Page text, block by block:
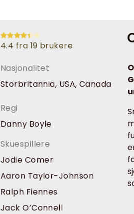
4.4 fra 19 brukere
Nasjonalitet
Storbritannia, USA, Canada
Regi
Danny Boyle
Skuespillere
Jodie Comer
Aaron Taylor-Johnson
Ralph Fiennes
Jack O’Connell